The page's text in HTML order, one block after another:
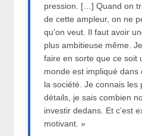
pression. […] Quand on
de cette ampleur, on ne
qu’on veut. Il faut avoir
plus ambitieuse même.
faire en sorte que ce soit
monde est impliqué dans
la société. Je connais les
détails, je sais combien
investir dedans. Et c’est
motivant. »